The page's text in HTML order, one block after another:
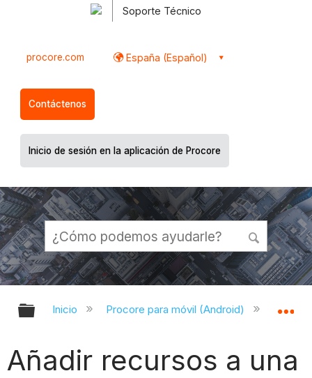
Soporte Técnico
procore.com España (Español)
Contáctenos
Inicio de sesión en la aplicación de Procore
Expandir/contraer jerarquía global
Inicio Procore para móvil (Android)
Añadir recursos a una